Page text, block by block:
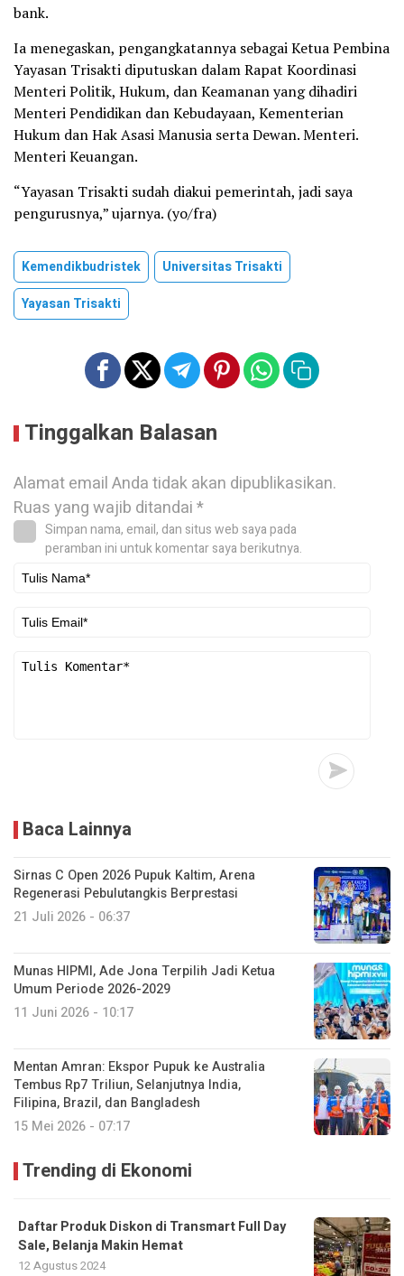
bank.
Ia menegaskan, pengangkatannya sebagai Ketua Pembina
Yayasan Trisakti diputuskan dalam Rapat Koordinasi
Menteri Politik, Hukum, dan Keamanan yang dihadiri
Menteri Pendidikan dan Kebudayaan, Kementerian
Hukum dan Hak Asasi Manusia serta Dewan. Menteri.
Menteri Keuangan.
“Yayasan Trisakti sudah diakui pemerintah, jadi saya
pengurusnya,” ujarnya. (yo/fra)
Kemendikbudristek
Universitas Trisakti
Yayasan Trisakti
Tinggalkan Balasan
Alamat email Anda tidak akan dipublikasikan.
Ruas yang wajib ditandai*
Simpan nama, email, dan situs web saya pada
peramban ini untuk komentar saya berikutnya.
Baca Lainnya
Sirnas C Open 2026 Pupuk Kaltim, Arena
Regenerasi Pebulutangkis Berprestasi
21 Juli 2026 - 06:37
Munas HIPMI, Ade Jona Terpilih Jadi Ketua
Umum Periode 2026-2029
11 Juni 2026 - 10:17
Mentan Amran: Ekspor Pupuk ke Australia
Tembus Rp7 Triliun, Selanjutnya India,
Filipina, Brazil, dan Bangladesh
15 Mei 2026 - 07:17
Trending di Ekonomi
Daftar Produk Diskon di Transmart Full Day
Sale, Belanja Makin Hemat
12 Agustus 2024